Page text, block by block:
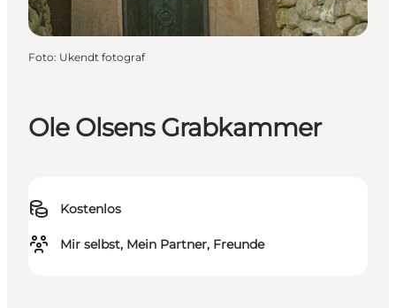
Ole Olsens Grabkammer
Kostenlos
Mir selbst, Mein Partner, Freunde
Foto: Ukendt fotograf